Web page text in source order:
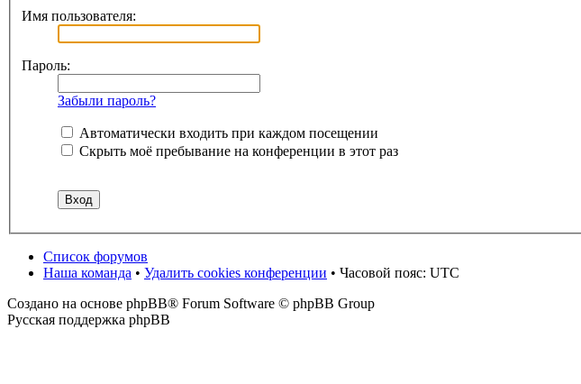
Имя пользователя:
Пароль:
Забыли пароль?
Автоматически входить при каждом посещении
Скрыть моё пребывание на конференции в этот раз
Список форумов
Наша команда • Удалить cookies конференции • Часовой пояс: UTC
Создано на основе phpBB® Forum Software © phpBB Group
Русская поддержка phpBB